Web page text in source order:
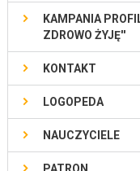
KAMPANIA
ZDROWO ŻYJĘ''
KONTAKT
LOGOPEDA
NAUCZYCIELE
PATRON